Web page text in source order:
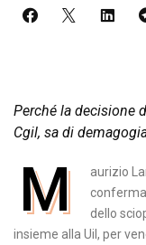
Perché la decisione
Cgil, sa di
M
aurizio
dello
insieme alla Uil, per